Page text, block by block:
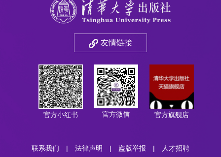
友情链接
官方小红书 官方微信 官方旗舰店
联系我们 | 法律声明 | 盗版举报 | 人才招聘